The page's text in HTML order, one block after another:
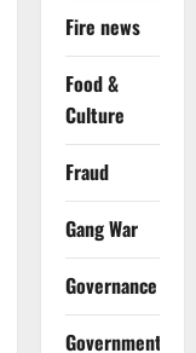
Fire news
Food &
Culture
Fraud
Gang War
Governance
Government